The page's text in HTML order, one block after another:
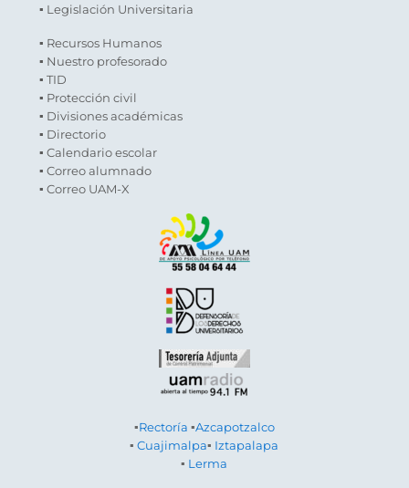
▪ Legislación Universitaria
▪ Recursos Humanos
▪ Nuestro profesorado
▪ TID
▪ Protección civil
▪ Divisiones académicas
▪ Directorio
▪ Calendario escolar
▪ Correo alumnado
▪ Correo UAM-X
▪Rectoría ▪Azcapotzalco
▪Cuajimalpa▪ Iztapalapa
▪ Lerma